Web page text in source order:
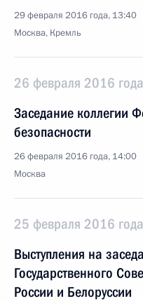
29 февраля 2016 года, 13:40
Москва, Кремль
26 февраля 2016
Заседание коллегии
безопасности
26 февраля 2016 года, 14:00
Москва
25 февраля 2016
Выступления на
Государственного
России и Белоруссии